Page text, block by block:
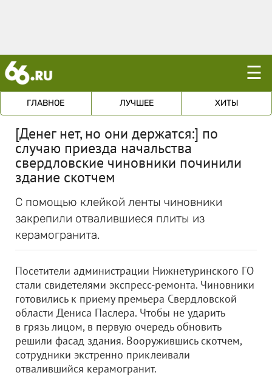
☰
ГЛАВНОЕ ЛУЧШЕЕ ХИТЫ
[Денег нет, но они держатся:] по
случаю приезда начальства
свердловские чиновники починили
здание скотчем
С помощью клейкой ленты чиновники
закрепили отвалившиеся плиты из
керамогранита.
Посетители администрации Нижнетуринского ГО
стали свидетелями экспресс-ремонта. Чиновники
готовились к приему премьера Свердловской
области Дениса Паслера. Чтобы не ударить
в грязь лицом, в первую очередь обновить
решили фасад здания. Вооружившись скотчем,
сотрудники экстренно приклеивали
отвалившийся керамогранит.